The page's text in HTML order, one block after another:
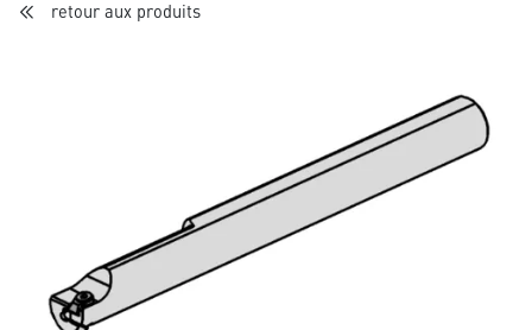
retour aux produits